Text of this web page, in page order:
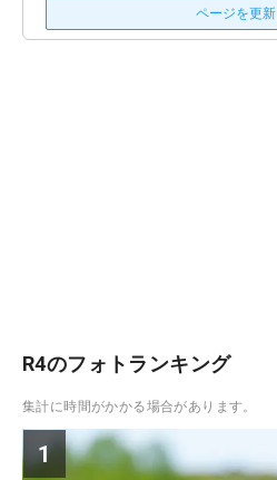
ページを更新
R4のフォトランキング
集計に時間がかかる場合があります。
1